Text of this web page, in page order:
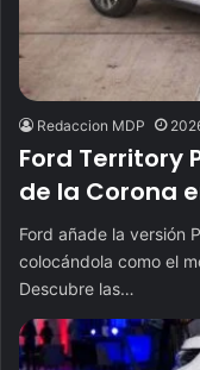
Redaccion MDP
Ford Territory
de la Corona
Ford añade la versión
colocándola como el
Descubre las…